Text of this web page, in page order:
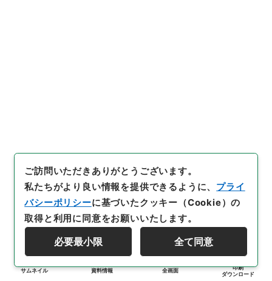
サムネイル 資料情報 全画面
印刷
ダウンロード
ご訪問いただきありがとうございます。
私たちがより良い情報を提供できるように、 プライ
バシーポリシーに基づいたクッキー（Cookie）の
取得と利用に同意をお願いいたします。
必要最小限 全て同意